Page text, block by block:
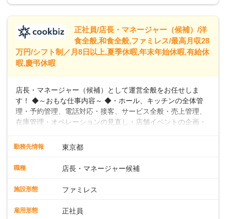
います。
給245,800円～②エリア社員 ：月給
正社員/店長・マネージャー（候補）/洋
食全般,和食全般,ファミレス/最高月収28
万円/シフト制／月8日以上,夏季休暇,年末年始休暇,有給休
暇,慶弔休暇
店長・マネージャー（候補）として運営全般をお任せしま
す！ ◆～おもな仕事内容～ ◆・ホール、キッチンの全体管
理・予約管理、電話対応・接客、サービス全般・売上管理、
在庫管理・オペレーションの見直し・店舗イベントの企画・
入社後はスキルに合わせた業務からお任せしますので、徐々
向上を目指すDX推進～ ◆すかいらーくのレストランでは、
スタッフの働きやすさをサポートしています。配膳ロボット
や歩行数が約40%も削減されました！また、配膳ロボットに
勤務先情報 東京都
職種 店長・マネージャー候補
施設形態 ファミレス
雇用形態 正社員